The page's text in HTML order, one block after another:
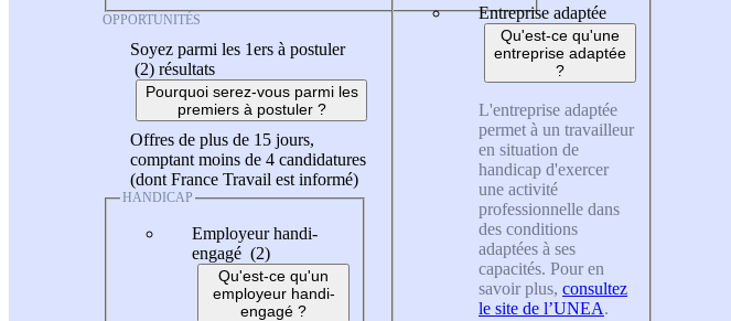
OPPORTUNITÉS
Soyez parmi les 1ers à postuler
(2) résultats
Pourquoi serez-vous parmi les
premiers à postuler ?
Offres de plus de 15 jours,
comptant moins de 4 candidatures
(dont France Travail est informé)
HANDICAP
Employeur handi-
engagé (2)
Qu'est-ce qu'un
employeur handi-
engagé ?
Entreprise adaptée
Qu'est-ce qu'une
entreprise adaptée
?
L'entreprise adaptée
permet à un travailleur
en situation de
handicap d'exercer
une activité
professionnelle dans
des conditions
adaptées à ses
capacités. Pour en
savoir plus, consultez
le site de l’UNEA.